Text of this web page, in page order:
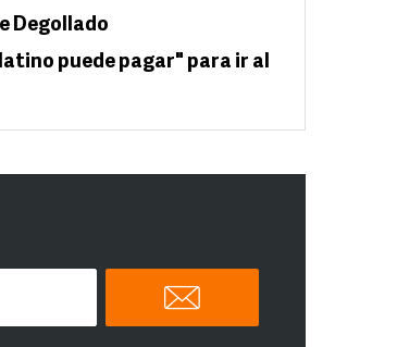
Degollado
puede pagar" para ir al